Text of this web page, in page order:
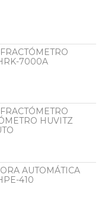
7000A
HUVITZ
AUTOMÁTICA
410